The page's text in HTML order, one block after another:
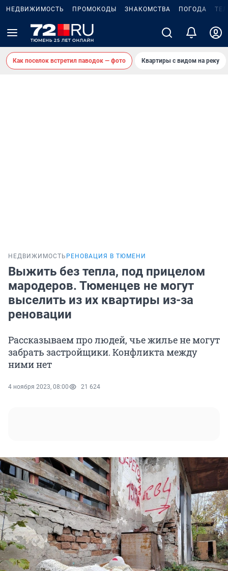
НЕДВИЖИМОСТЬ ПРОМОКОДЫ ЗНАКОМСТВА ПОГОДА
Как поселок встретил паводок — фото Квартиры с видом на реку
НЕДВИЖИМОСТЬ РЕНОВАЦИЯ В ТЮМЕНИ
Выжить без тепла, под прицелом
мародеров. Тюменцев не могут
выселить из их квартиры из-за
реновации
Рассказываем про людей, чье жилье не могут
забрать застройщики. Конфликта между
ними нет
4 ноября 2023, 08:00 21 624